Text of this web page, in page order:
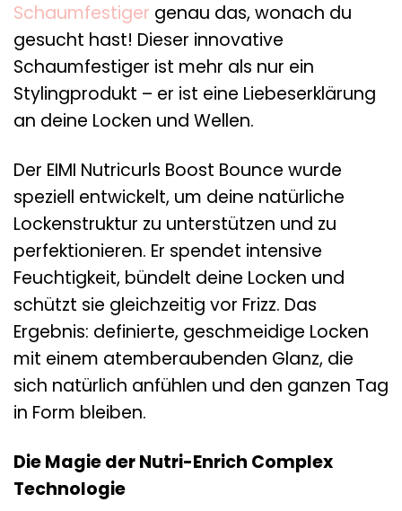
Schaumfestiger genau das, wonach du
gesucht hast! Dieser innovative
Schaumfestiger ist mehr als nur ein
Stylingprodukt – er ist eine Liebeserklärung
an deine Locken und Wellen.
Der EIMI Nutricurls Boost Bounce wurde
speziell entwickelt, um deine natürliche
Lockenstruktur zu unterstützen und zu
perfektionieren. Er spendet intensive
Feuchtigkeit, bündelt deine Locken und
schützt sie gleichzeitig vor Frizz. Das
Ergebnis: definierte, geschmeidige Locken
mit einem atemberaubenden Glanz, die
sich natürlich anfühlen und den ganzen Tag
in Form bleiben.
Die Magie der Nutri-Enrich Complex
Technologie